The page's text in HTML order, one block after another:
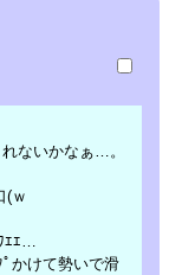
ないかなぁ…。
(ｗ
ｴ…
かけて勢いで滑